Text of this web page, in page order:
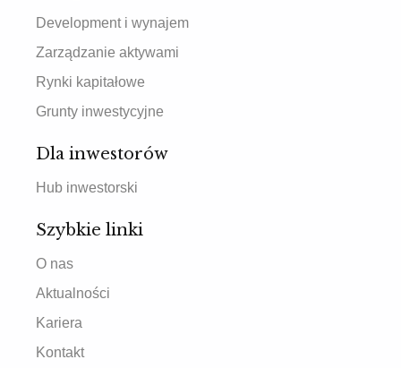
Development i wynajem
Zarządzanie aktywami
Rynki kapitałowe
Grunty inwestycyjne
Dla inwestorów
Hub inwestorski
Szybkie linki
O nas
Aktualności
Kariera
Kontakt